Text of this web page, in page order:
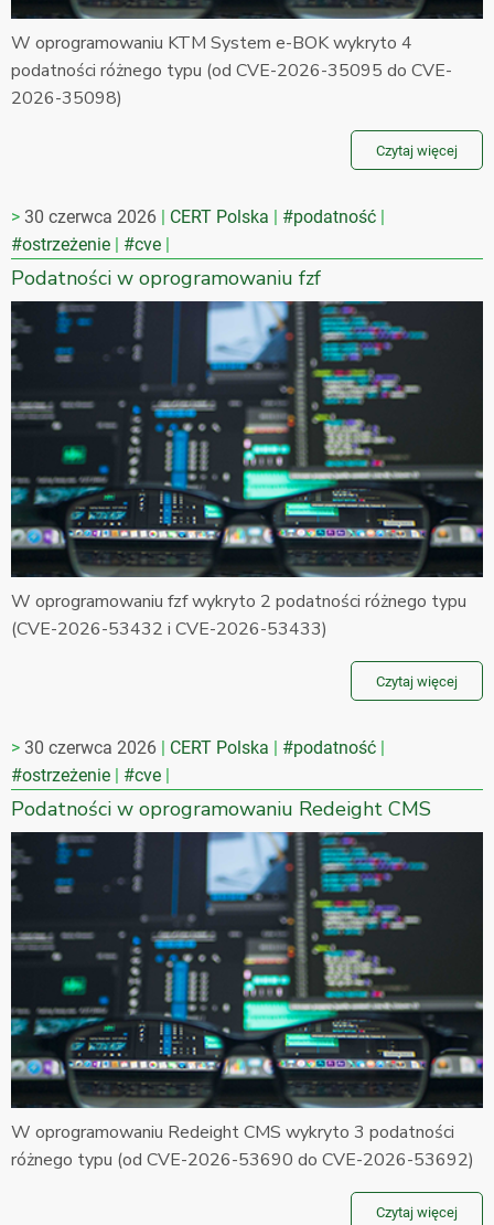
W oprogramowaniu KTM System e-BOK wykryto 4
podatności różnego typu (od CVE-2026-35095 do CVE-
2026-35098)
Czytaj więcej
30 czerwca 2026 CERT Polska
#podatność
#ostrzeżenie
#cve
Podatności w oprogramowaniu fzf
W oprogramowaniu fzf wykryto 2 podatności różnego typu
(CVE-2026-53432 i CVE-2026-53433)
Czytaj więcej
30 czerwca 2026 CERT Polska
#podatność
#ostrzeżenie
#cve
Podatności w oprogramowaniu Redeight CMS
W oprogramowaniu Redeight CMS wykryto 3 podatności
różnego typu (od CVE-2026-53690 do CVE-2026-53692)
Czytaj więcej